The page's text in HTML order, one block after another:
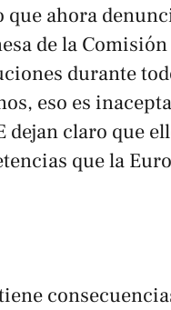
ahora
de la
durante
eso es
dejan claro que
que la